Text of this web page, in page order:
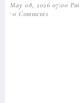
May 08, 2026 07:00 Pm
0 Comments